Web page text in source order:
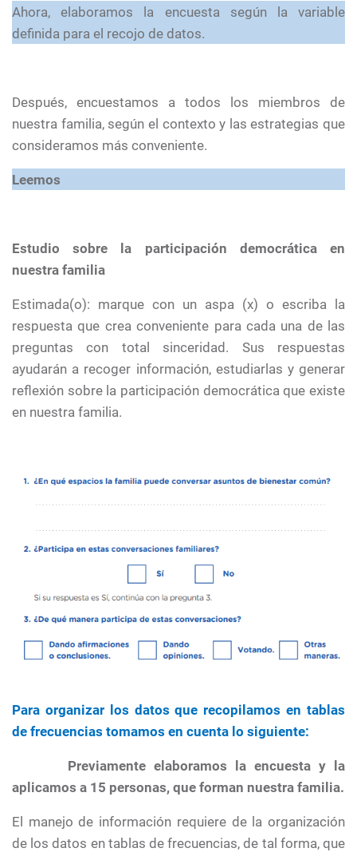
Ahora, elaboramos la encuesta según la variable
definida para el recojo de datos.
Después, encuestamos a todos los miembros de
nuestra familia, según el contexto y las estrategias que
consideramos más conveniente.
Leemos
Estudio sobre la participación democrática en
nuestra familia
Estimada(o): marque con un aspa (x) o escriba la
respuesta que crea conveniente para cada una de las
preguntas con total sinceridad. Sus respuestas
ayudarán a recoger información, estudiarlas y generar
reflexión sobre la participación democrática que existe
en nuestra familia.
Para organizar los datos que recopilamos en tablas
de frecuencias tomamos en cuenta lo siguiente:
Previamente elaboramos la encuesta y la
aplicamos a 15 personas, que forman nuestra familia.
El manejo de información requiere de la organización
de los datos en tablas de frecuencias, de tal forma, que